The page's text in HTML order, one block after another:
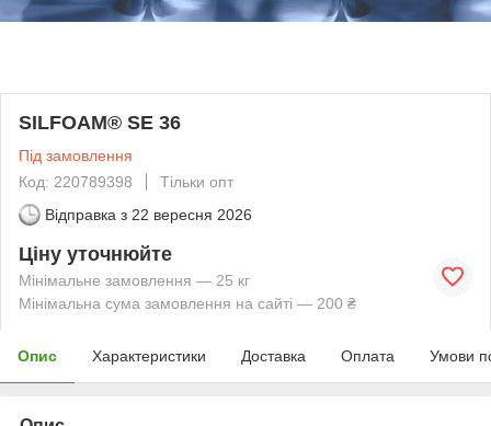
SILFOAM® SE 36
Під замовлення
Код: 220789398
Тільки опт
Відправка з 22 вересня 2026
Ціну уточнюйте
Мінімальне замовлення — 25 кг
Мінімальна сума замовлення на сайті — 200 ₴
Опис Характеристики Доставка Оплата Умови